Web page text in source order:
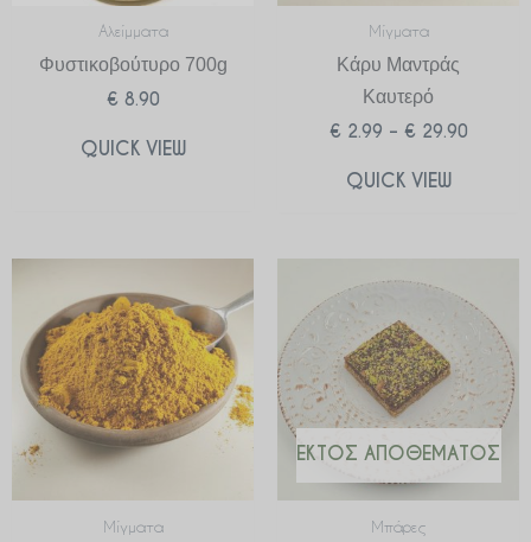
Αλείμματα
Φυστικοβούτυρο 700g
€ 8.90
QUICK VIEW
Μίγματα
Κάρυ Μαντράς
Καυτερό
€ 2.99 – € 29.90
QUICK VIEW
Μίγματα
range:
€ 2.99
through
€ 29.90
ΕΚΤΌΣ ΑΠΟΘΈΜΑΤΟΣ
Μπάρες